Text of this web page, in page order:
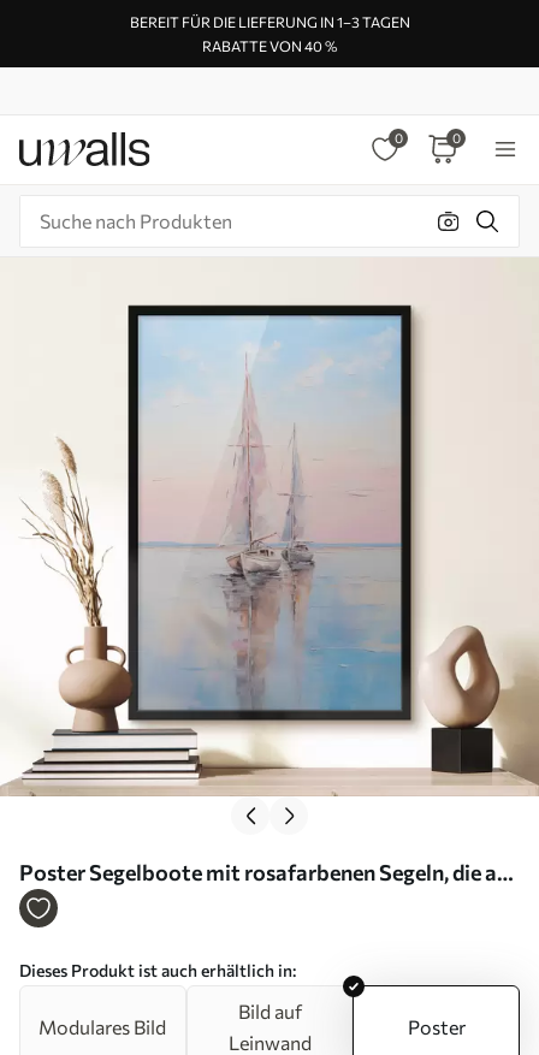
BEREIT FÜR DIE LIEFERUNG IN 1–3 TAGEN
RABATTE VON 40 %
0 0
Poster Segelboote mit rosafarbenen Segeln, die auf
einer ruhigen See treiben, Spiegelungen der Boote
Dieses Produkt ist auch erhältlich in:
Modulares Bild
Bild auf
Leinwand
Poster